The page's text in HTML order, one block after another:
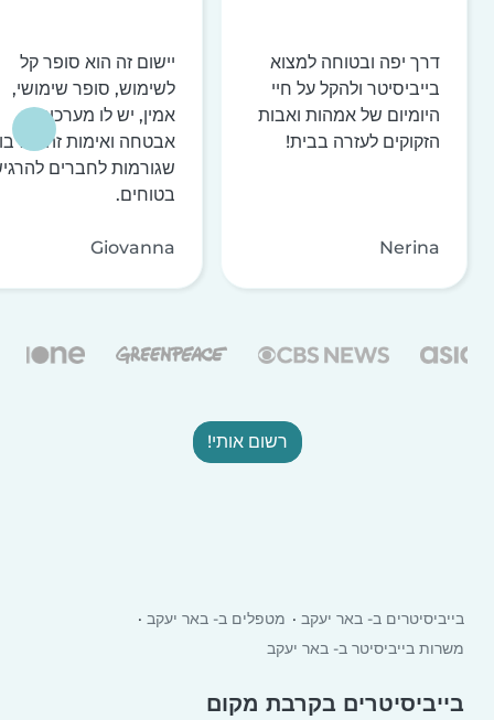
דרך יפה ובטוחה למצוא
בייביסיטר ולהקל על חיי
היומיום של אמהות ואבות
הזקוקים לעזרה בבית!
Nerina
יישום זה הוא סופר קל
לשימוש, סופר שימושי,
אמין, יש לו מערכות
אבטחה ואימות זהות
שגורמות לחברים
בטוחים.
Giovanna
רשום אותי!
בייביסיטרים ב- באר יעקב
מטפלים ב- באר יעקב
משרות בייביסיטר ב- באר יעקב
בייביסיטרים בקרבת מקום